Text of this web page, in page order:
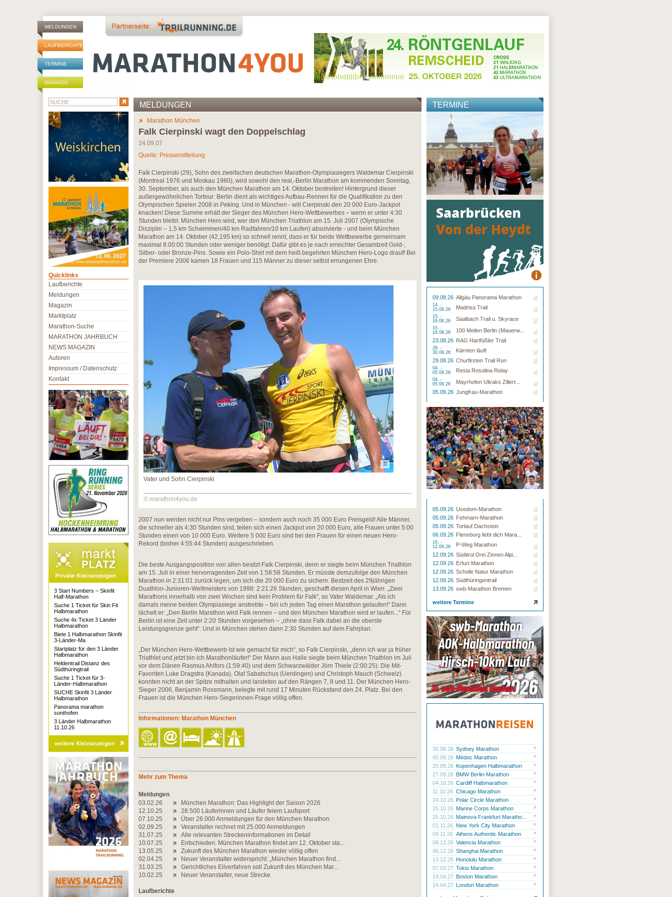
MELDUNGEN
LAUFBERICHTE
TERMINE
MAGAZIN
MELDUNGEN
Marathon München
Falk Cierpinski wagt den Doppelschlag
24.09.07
Quelle: Pressemitteilung
Falk Cierpinski (29), Sohn des zweifachen deutschen Marathon-Olympiasiegers Waldemar Cierpinski
(Montreal 1976 und Moskau 1980), wird sowohl den real,-Berlin Marathon am kommenden Sonntag,
30. September, als auch den München Marathon am 14. Oktober bestreiten! Hintergrund dieser
außergewöhnlichen Tortour: Berlin dient als wichtiges Aufbau-Rennen für die Qualifikation zu den
Olympischen Spielen 2008 in Peking. Und in München - will Cierpinski den 20 000 Euro-Jackpot
knacken! Diese Summe erhält der Sieger des München Hero-Wettbewerbes – wenn er unter 4:30
Stunden bleibt. München Hero wird, wer den München Triathlon am 15. Juli 2007 (Olympische
Disziplin – 1,5 km Schwimmen/40 km Radfahren/10 km Laufen) absolvierte - und beim München
Marathon am 14. Oktober (42,195 km) so schnell rennt, dass er für beide Wettbewerbe gemeinsam
maximal 8:00:00 Stunden oder weniger benötigt. Dafür gibt es je nach erreichter Gesamtzeit Gold-,
Silber- oder Bronze-Pins. Sowie ein Polo-Shirt mit dem heiß begehrten München Hero-Logo drauf! Bei
der Premiere 2006 kamen 18 Frauen und 115 Männer zu dieser selbst errungenen Ehre.
Vater und Sohn Cierpinski
© marathon4you.de
2007 nun werden nicht nur Pins vergeben – sondern auch noch 35 000 Euro Preisgeld! Alle Männer,
die schneller als 4:30 Stunden sind, teilen sich einen Jackpot von 20 000 Euro, alle Frauen unter 5:00
Stunden einen von 10 000 Euro. Weitere 5 000 Euro sind bei den Frauen für einen neuen Hero-
Rekord (bisher 4:55:44 Stunden) ausgeschrieben.
Die beste Ausgangsposition von allen besitzt Falk Cierpinski, denn er siegte beim München Triathlon
am 15. Juli in einer hervorragenden Zeit von 1:58:58 Stunden. Er müsste demzufolge den München
Marathon in 2:31:01 zurück legen, um sich die 20 000 Euro zu sichern. Bestzeit des 29jährigen
Duathlon-Junioren-Weltmeisters von 1998: 2:21:26 Stunden, geschafft diesen April in Wien. „Zwei
Marathons innerhalb von zwei Wochen sind kein Problem für Falk“, so Vater Waldemar. „Als ich
damals meine beiden Olympiasiege anstrebte – bin ich jeden Tag einen Marathon gelaufen!“ Dann
lächelt er: „Den Berlin Marathon wird Falk rennen – und den München Marathon wird er laufen...“ Für
Berlin ist eine Zeit unter 2:20 Stunden vorgesehen – „ohne dass Falk dabei an die oberste
Leistungsgrenze geht“. Und in München stehen dann 2:30 Stunden auf dem Fahrplan.
„Der München Hero-Wettbewerb ist wie gemacht für mich“, so Falk Cierpinski, „denn ich war ja früher
Triathlet und jetzt bin ich Marathonläufer!“ Der Mann aus Halle siegte beim München Triathlon im Juli
vor dem Dänen Rasmus Ahlfors (1:59:40) und dem Schwarzwälder Jörn Thiele (2:00:25). Die Mit-
Favoriten Luke Dragstra (Kanada), Olaf Sabatschus (Uerdingen) und Christoph Mauch (Schweiz)
konnten nicht an der Spitze mithalten und landeten auf den Rängen 7, 8 und 11. Der München Hero-
Sieger 2006, Benjamin Rossmann, belegte mit rund 17 Minuten Rückstand den 24. Platz. Bei den
Frauen ist die München Hero-Siegerinnen-Frage völlig offen.
Informationen: Marathon München
Mehr zum Thema
Meldungen
03.02.26
München Marathon: Das Highlight der Saison 2026
12.10.25
28.500 Läuferinnen und Läufer feiern Laufsport
07.10.25
Über 26.000 Anmeldungen für den München Marathon
02.09.25
Veranstalter rechnet mit 25.000 Anmeldungen
31.07.25
Alle relevanten Streckeninformationen im Detail
10.07.25
Entschieden: München Marathon findet am 12. Oktober sta...
13.05.25
Zukunft des München Marathon wieder völlig offen
02.04.25
Neuer Veranstalter widerspricht: „München Marathon find...
31.03.25
Gerichtliches Eilverfahren soll Zukunft des München Mar...
10.02.25
Neuer Veranstalter, neue Strecke
Laufberichte
TERMINE
09.08.26 Allgäu Panorama Marathon
14. -
15.08.26
Madrisa Trail
15. -
16.08.26
Saalbach Trail u. Skyrace
15. -
16.08.26
100 Meilen Berlin (Mauerw...
23.08.26 RAG Hartfüßler Trail
28. -
30.08.26
Kärnten läuft
29.08.26 Churfirsten Trail Run
04. -
05.09.26
Resia Rosolina Relay
04. -
05.09.26
Mayrhofen Ultraks Zillert...
05.09.26 Jungfrau-Marathon
05.09.26 Usedom-Marathon
05.09.26 Fehmarn-Marathon
05.09.26 Torlauf Dachstein
06.09.26 Flensburg liebt dich Mara...
10. -
12.09.26
P-Weg Marathon
12.09.26 Südtirol Drei Zinnen Alpi...
12.09.26 Erfurt Marathon
12.09.26 Scholle Natur Marathon
12.09.26 Südthüringentrail
13.09.26 swb-Marathon Bremen
weitere Termine
30.08.26 Sydney Marathon
05.09.26 Médoc Marathon
20.09.26 Kopenhagen Halbmarathon
27.09.26 BMW Berlin-Marathon
04.10.26 Cardiff Halbmarathon
11.10.26 Chicago Marathon
24.10.26 Polar Circle Marathon
25.10.26 Marine Corps Marathon
25.10.26 Mainova Frankfurt Maratho...
01.11.26 New York City Marathon
09.11.26 Athens Authentic Marathon
06.12.26 Valencia Marathon
06.12.26 Shanghai Marathon
13.12.26 Honolulu Marathon
07.03.27 Tokio Marathon
19.04.27 Boston Marathon
24.04.27 London Marathon
Quicklinks
Laufberichte
Meldungen
Magazin
Marktplatz
Marathon-Suche
MARATHON JAHRBUCH
NEWS MAGAZIN
Autoren
Impressum / Datenschutz
Kontakt
3 Start Numbers – Skinfit
Half-Marathon
Suche 1 Ticket für Skin Fit
Halbmarathon
Suche 4x Ticket 3 Länder
Halbmarathon
Biete 1 Halbmarathon Skinfit
3-Länder-Ma
Startplatz für den 3 Länder
Halbmarathon
Heldentrail Distanz des
Südthüringtrail
Suche 1 Ticket für 3-
Länder-Halbmarathon
SUCHE Skinfit 3 Länder
Halbmarathon
Panorama marathon
sonthofen
3 Länder Halbmarathon
11.10.26